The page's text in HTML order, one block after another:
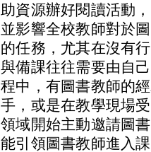
助資源辦好閱讀活動
並影響全校教師對於
的任務，尤其在沒有
與備課往往需要由自
程中，有圖書教師的
手，或是在教學現場
領域開始主動邀請圖
能引領圖書教師進入